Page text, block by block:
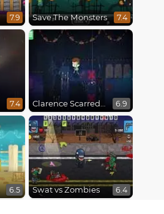
7.9 Save The Monsters 7.4
7.4 Clarence Scarred Silly 6.9
6.5 Swat vs Zombies 6.4